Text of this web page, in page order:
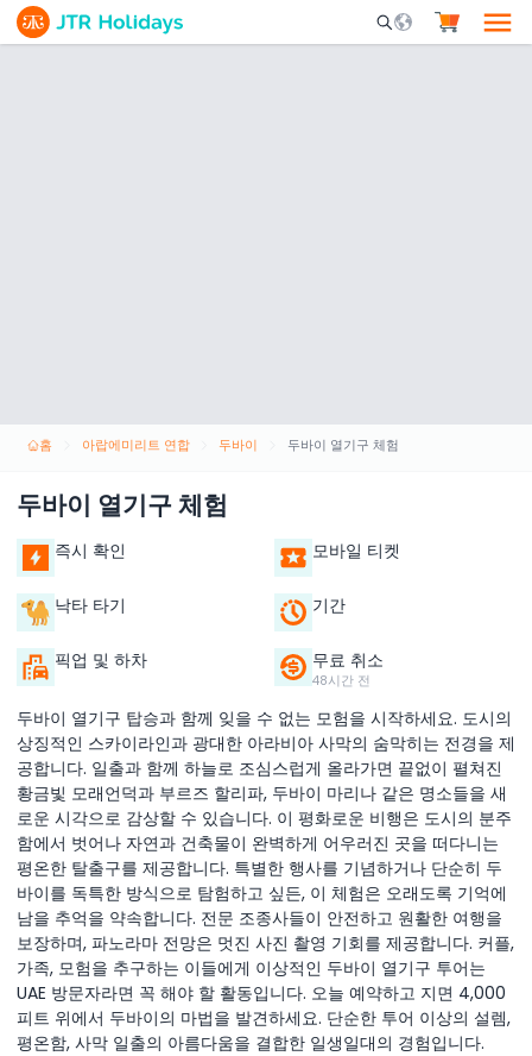
Mobile Search
홈 아랍에미리트 연합 두바이 두바이 열기구 체험
두바이 열기구 체험
즉시 확인 모바일 티켓
낙타 타기 기간
픽업 및 하차 무료 취소
48시간 전
두바이 열기구 탑승과 함께 잊을 수 없는 모험을 시작하세요. 도시의
상징적인 스카이라인과 광대한 아라비아 사막의 숨막히는 전경을 제
공합니다. 일출과 함께 하늘로 조심스럽게 올라가면 끝없이 펼쳐진
황금빛 모래언덕과 부르즈 할리파, 두바이 마리나 같은 명소들을 새
로운 시각으로 감상할 수 있습니다. 이 평화로운 비행은 도시의 분주
함에서 벗어나 자연과 건축물이 완벽하게 어우러진 곳을 떠다니는
평온한 탈출구를 제공합니다. 특별한 행사를 기념하거나 단순히 두
바이를 독특한 방식으로 탐험하고 싶든, 이 체험은 오래도록 기억에
남을 추억을 약속합니다. 전문 조종사들이 안전하고 원활한 여행을
보장하며, 파노라마 전망은 멋진 사진 촬영 기회를 제공합니다. 커플,
가족, 모험을 추구하는 이들에게 이상적인 두바이 열기구 투어는
UAE 방문자라면 꼭 해야 할 활동입니다. 오늘 예약하고 지면 4,000
피트 위에서 두바이의 마법을 발견하세요. 단순한 투어 이상의 설렘,
평온함, 사막 일출의 아름다움을 결합한 일생일대의 경험입니다.